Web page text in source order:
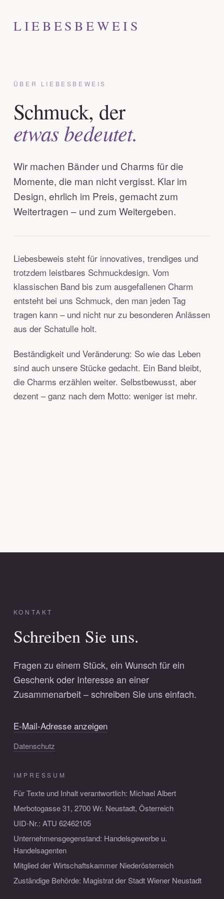
LIEBESBEWEIS
ÜBER LIEBESBEWEIS
Schmuck, der
etwas bedeutet.
Wir machen Bänder und Charms für die
Momente, die man nicht vergisst. Klar im
Design, ehrlich im Preis, gemacht zum
Weitertragen – und zum Weitergeben.
Liebesbeweis steht für innovatives, trendiges und
trotzdem leistbares Schmuckdesign. Vom
klassischen Band bis zum ausgefallenen Charm
entsteht bei uns Schmuck, den man jeden Tag
tragen kann – und nicht nur zu besonderen Anlässen
aus der Schatulle holt.
Beständigkeit und Veränderung: So wie das Leben
sind auch unsere Stücke gedacht. Ein Band bleibt,
die Charms erzählen weiter. Selbstbewusst, aber
dezent – ganz nach dem Motto: weniger ist mehr.
KONTAKT
Schreiben Sie uns.
Fragen zu einem Stück, ein Wunsch für ein
Geschenk oder Interesse an einer
Zusammenarbeit – schreiben Sie uns einfach.
E-Mail-Adresse anzeigen
Datenschutz
IMPRESSUM
Für Texte und Inhalt verantwortlich: Michael Albert
Merbotogasse 31, 2700 Wr. Neustadt, Österreich
UID-Nr.: ATU 62462105
Unternehmensgegenstand: Handelsgewerbe u.
Handelsagenten
Mitglied der Wirtschaftskammer Niederösterreich
Zuständige Behörde: Magistrat der Stadt Wiener Neustadt